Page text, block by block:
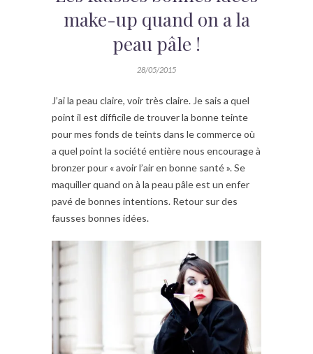
make-up quand on a la
peau pâle !
28/05/2015
J’ai la peau claire, voir très claire. Je sais a quel
point il est difficile de trouver la bonne teinte
pour mes fonds de teints dans le commerce où
a quel point la société entière nous encourage à
bronzer pour « avoir l’air en bonne santé ». Se
maquiller quand on à la peau pâle est un enfer
pavé de bonnes intentions. Retour sur des
fausses bonnes idées.